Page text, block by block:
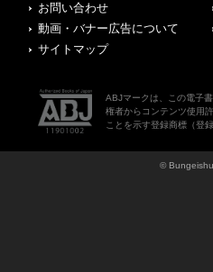
お問い合わせ
動画・バナー広告について
サイトマップ
ABJマークは、この電子
権者からコンテンツ使用
ことを示す登録商標（登
©